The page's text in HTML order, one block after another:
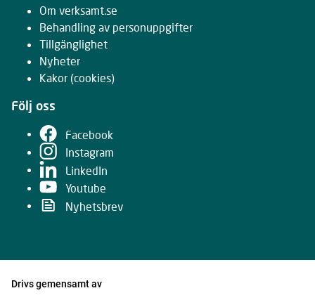
Om verksamt.se
Behandling av personuppgifter
Tillgänglighet
Nyheter
Kakor (cookies)
Följ oss
Facebook
Instagram
LinkedIn
Youtube
Nyhetsbrev
Drivs gemensamt av